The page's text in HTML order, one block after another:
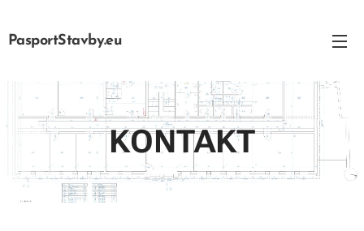
PasportStavby.eu
KONTAKT